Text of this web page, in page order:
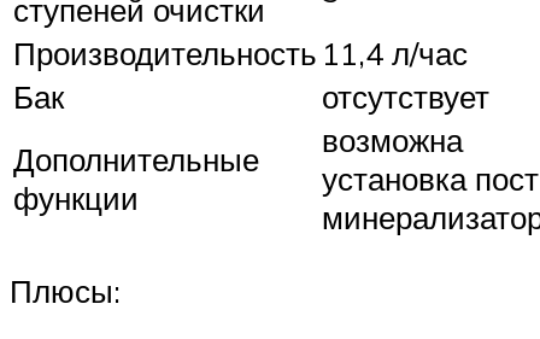
ступеней очистки
Производительность 11,4 л/час
Бак
отсутствует
Дополнительные
функции
возможна
установка
Плюсы: